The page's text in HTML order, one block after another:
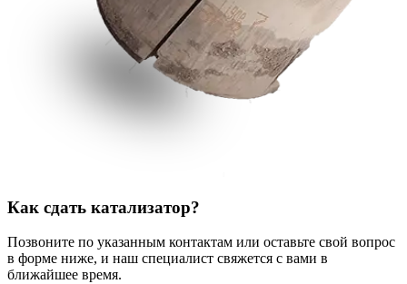
Как сдать катализатор?
Позвоните по указанным контактам или оставьте свой вопрос
в форме ниже, и наш специалист свяжется с вами в
ближайшее время.